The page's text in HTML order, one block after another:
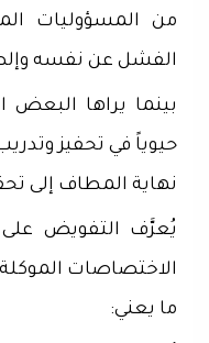
من المسؤوليات
الفشل عن نفسه
بينما يراها البعض
حيوياً في تحفيز
نهاية المطاف إلى
يُعرَّف التفويض
الاختصاصات الموكلة
ما يعني: